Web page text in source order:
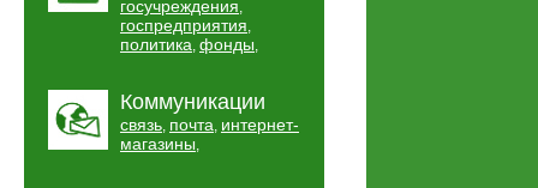
госучреждения,
госпредприятия,
политика, фонды,
Коммуникации
связь, почта, интернет-
магазины,